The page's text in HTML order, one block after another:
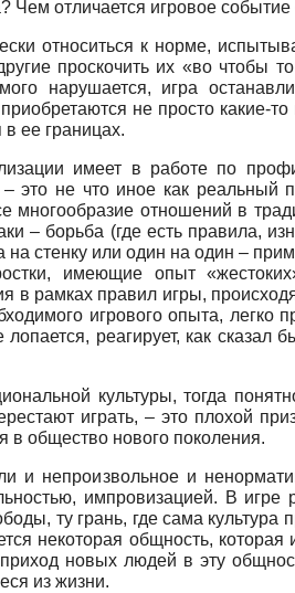
Чем отличается игровое
относиться к норме,
проскочить их «во чтобы
нарушается, игра
не просто какие-
ее границах.
имеет в работе по
это не что иное как реальный
отношений в
– борьба (где есть правила,
на стенку или один на один –
имеющие опыт
в рамках правил игры,
игрового опыта,
реагирует, как
культуры, тогда
играть, – это плохой
в общество нового поколения.
и непроизвольное и
импровизацией. В
ту грань, где сама культура
некоторая общность,
новых людей в эту
из жизни.